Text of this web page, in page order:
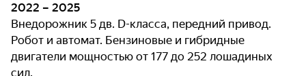
2022 – 2025
Внедорожник 5 дв. D-класса, передний привод.
Робот и автомат. Бензиновые и гибридные
двигатели мощностью от 177 до 252 лошадиных
сил.